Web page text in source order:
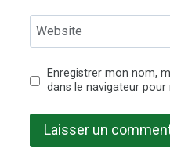
Website
Enregistrer mon nom,
dans le navigateur